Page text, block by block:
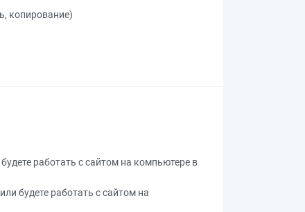
копирование)
работать с сайтом на компьютере в
будете работать с сайтом на